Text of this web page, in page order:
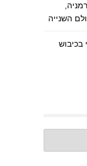
השנייה
בכיבוש